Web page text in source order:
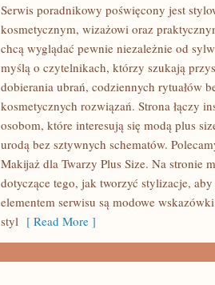
Serwis poradnikowy poświęcony jest
kosmetycznym, wizażowi oraz
chcą wyglądać pewnie niezależnie od
myślą o czytelnikach, którzy szukają
dobierania ubrań, codziennych rytuałów
kosmetycznych rozwiązań. Strona łączy
osobom, które interesują się modą plus
urodą bez sztywnych schematów.
Makijaż dla Twarzy Plus Size. Na stronie
dotyczące tego, jak tworzyć stylizacje,
elementem serwisu są modowe
styl [ Read More ]